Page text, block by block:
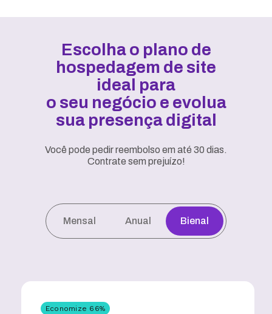
Escolha o plano de
hospedagem de site
ideal para
o seu negócio e evolua
sua presença digital
Você pode pedir reembolso em até 30 dias.
Contrate sem prejuízo!
Mensal Anual Bienal
Economize 66%